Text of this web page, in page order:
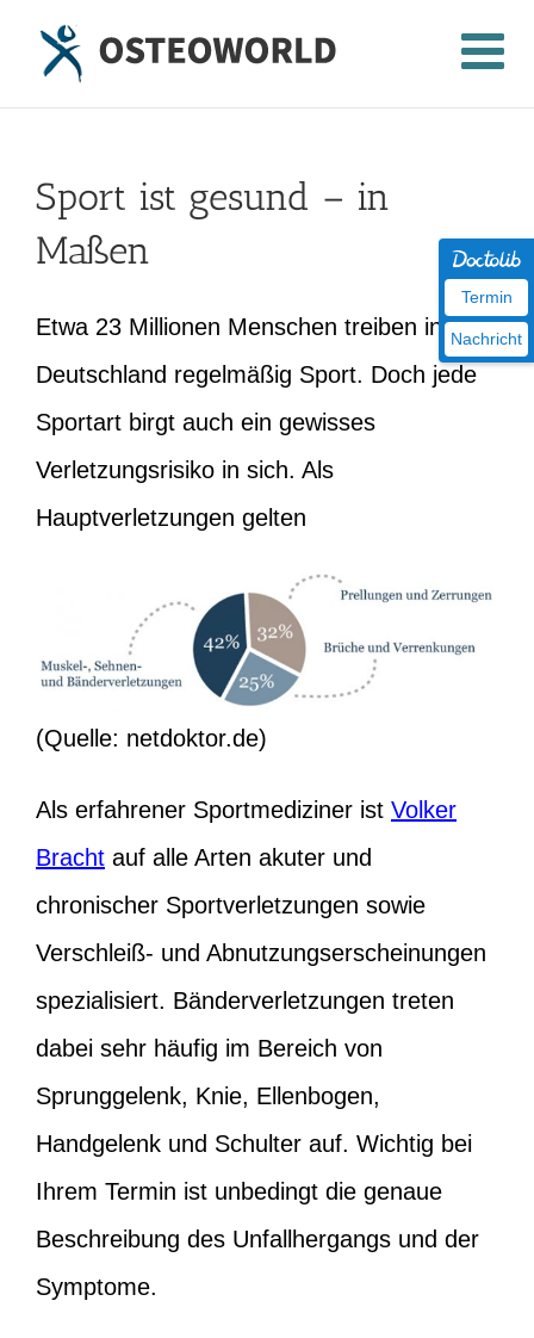
Inhalt
Sport ist gesund – in
Maßen
Etwa 23 Millionen Menschen treiben in
Deutschland regelmäßig Sport. Doch jede
Sportart birgt auch ein gewisses
Verletzungsrisiko in sich. Als
Hauptverletzungen gelten
(Quelle: netdoktor.de)
Als erfahrener Sportmediziner ist Volker
Bracht auf alle Arten akuter und
chronischer Sportverletzungen sowie
Verschleiß- und Abnutzungserscheinungen
spezialisiert. Bänderverletzungen treten
dabei sehr häufig im Bereich von
Sprunggelenk, Knie, Ellenbogen,
Handgelenk und Schulter auf. Wichtig bei
Ihrem Termin ist unbedingt die genaue
Beschreibung des Unfallhergangs und der
Symptome.
Termin
Nachricht